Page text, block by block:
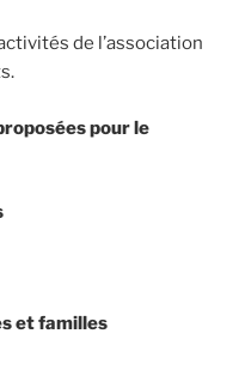
de l’association
pour le
familles